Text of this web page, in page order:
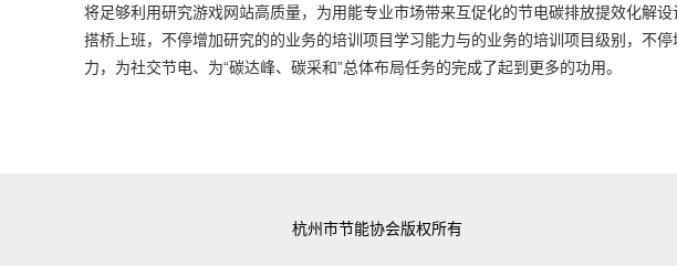
将足够利用研究游戏网站高质量，为用能专业市场带来互促化的节电碳排放提效化解
搭桥上班，不停增加研究的的业务的培训项目学习能力与的业务的培训项目级别，不
力，为社交节电、为“碳达峰、碳采和”总体布局任务的完成了起到更多的功用。
杭州市节能协会版权所有